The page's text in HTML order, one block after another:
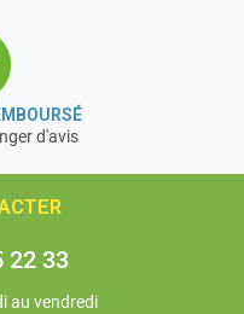
d'avis
22 33
au vendredi